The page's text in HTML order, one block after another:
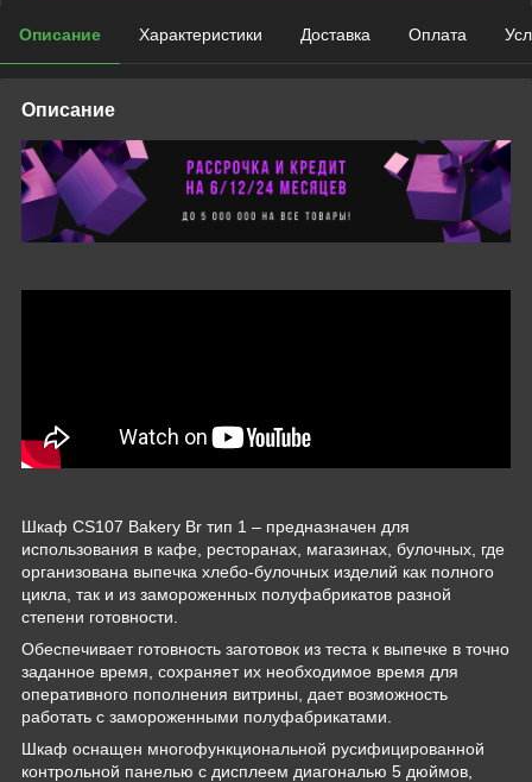
Описание Характеристики Доставка Оплата
Описание
Шкаф CS107 Bakery Br тип 1 – предназначен для
использования в кафе, ресторанах, магазинах, булочных, где
организована выпечка хлебо-булочных изделий как полного
цикла, так и из замороженных полуфабрикатов разной
степени готовности.
Обеспечивает готовность заготовок из теста к выпечке в точно
заданное время, сохраняет их необходимое время для
оперативного пополнения витрины, дает возможность
работать с замороженными полуфабрикатами.
Шкаф оснащен многофункциональной русифицированной
контрольной панелью с дисплеем диагональю 5 дюймов,